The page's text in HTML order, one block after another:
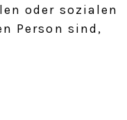
oder sozialen
Person sind,